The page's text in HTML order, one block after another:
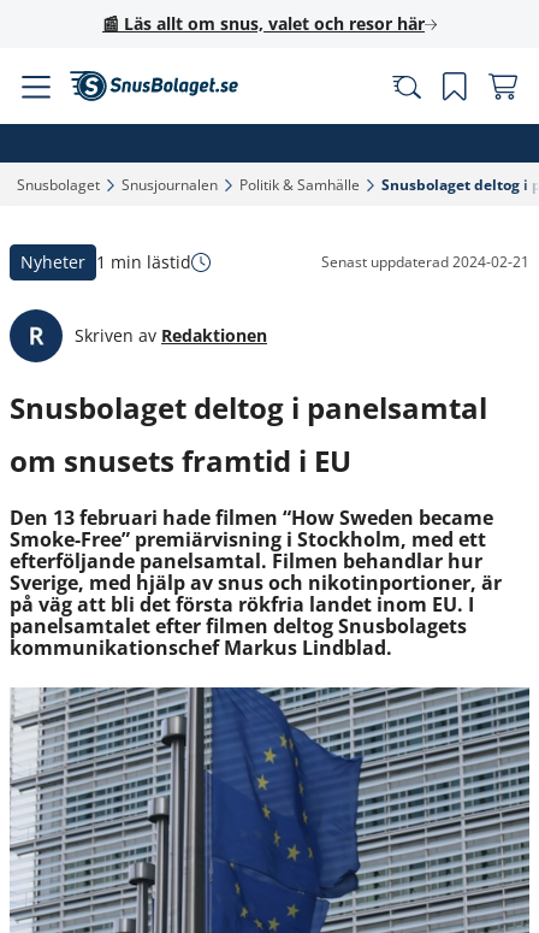
📰 Läs allt om snus, valet och resor här
Snusbolaget‎ Snusjournalen‎ Politik & Samhälle‎ Snusbolaget deltog i
Nyheter 1 min lästid Senast uppdaterad2024-02-21
Skriven av Redaktionen
Snusbolaget deltog i panelsamtal
om snusets framtid i EU
Den 13 februari hade filmen “How Sweden became
Smoke-Free” premiärvisning i Stockholm, med ett
efterföljande panelsamtal. Filmen behandlar hur
Sverige, med hjälp av snus och nikotinportioner, är
på väg att bli det första rökfria landet inom EU. I
panelsamtalet efter filmen deltog Snusbolagets
kommunikationschef Markus Lindblad.